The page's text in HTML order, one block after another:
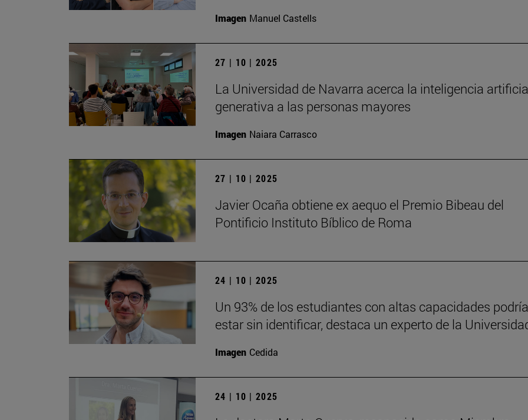
Imagen Manuel Castells
27 | 10 | 2025
La Universidad de Navarra acerca la inteligencia
generativa a las personas mayores
Imagen Naiara Carrasco
27 | 10 | 2025
Javier Ocaña obtiene ex aequo el Premio Bibeau del
Pontificio Instituto Bíblico de Roma
24 | 10 | 2025
Un 93% de los estudiantes con altas capacidades
estar sin identificar, destaca un experto de la
Imagen Cedida
24 | 10 | 2025